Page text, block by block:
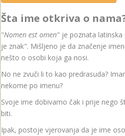
Šta ime otkriva o
"Nomen est omen" je poznata
je znak". Mišljeno je da značenje
nešto o osobi koja ga nosi.
No ne zvuči li to kao predrasuda?
nekome po imenu?
Svoje ime dobivamo čak i prije nego
biti.
Ipak, postoje vjerovanja da je ime